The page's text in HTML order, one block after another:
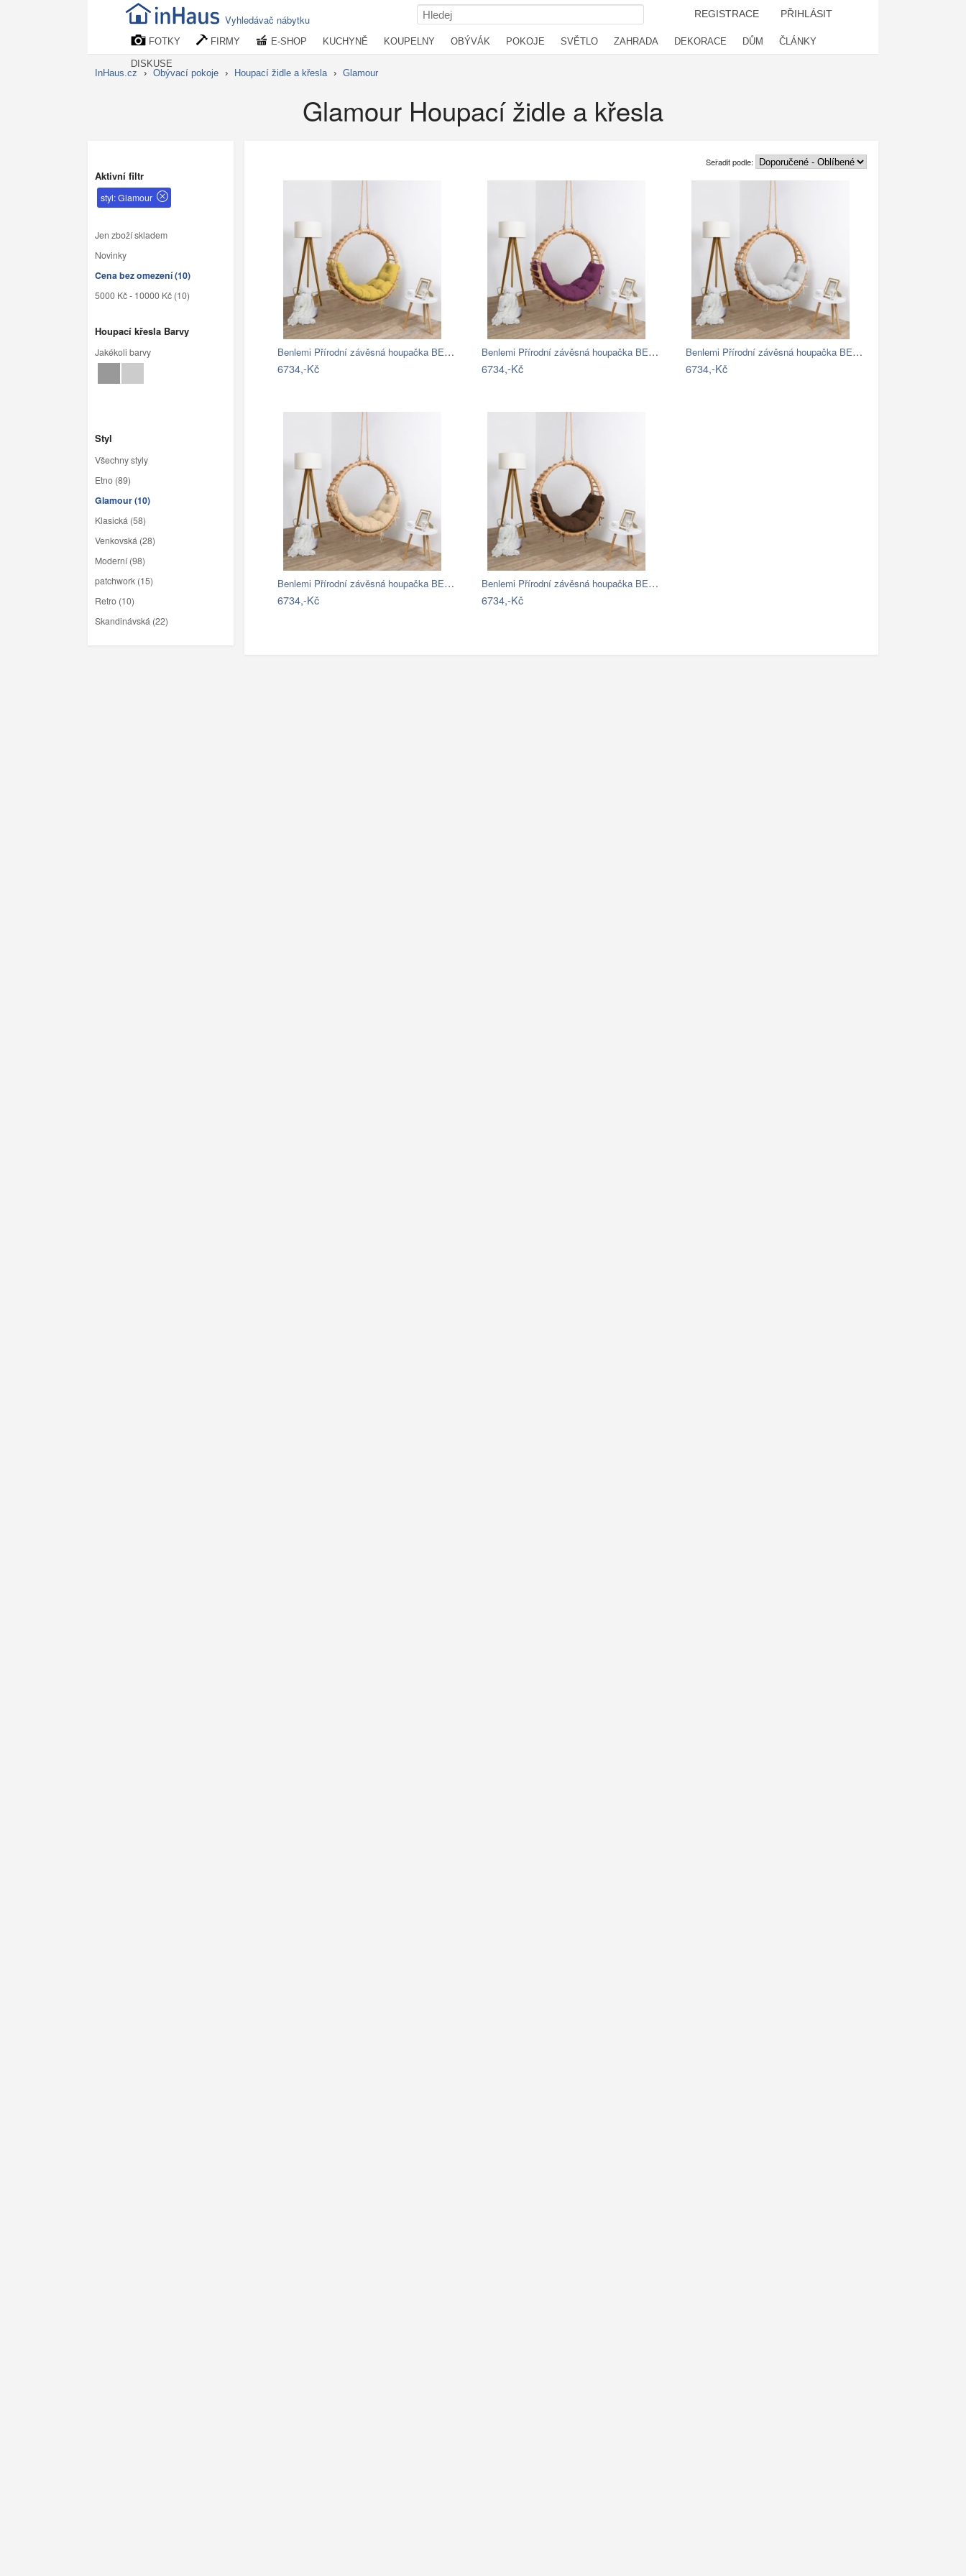
Vyhledávač nábytku REGISTRACE PŘIHLÁSIT
FOTKY FIRMY E-SHOP KUCHYNĚ KOUPELNY OBÝVÁK POKOJE SVĚTLO ZAHRADA DEKORACE DŮM ČLÁNKY
DISKUSE
InHaus.cz
› Obývací pokoje › Houpací židle a křesla › Glamour
Glamour Houpací židle a křesla
Aktivní filtr
styl: Glamour
Jen zboží skladem
Novinky
Cena bez omezení (10)
5000 Kč - 10000 Kč (10)
Houpací křesla Barvy
Jakékoli barvy
Styl
Všechny styly
Etno (89)
Glamour (10)
Klasická (58)
Venkovská (28)
Moderní (98)
patchwork (15)
Retro (10)
Skandinávská (22)
Seřadit podle:
Benlemi Přírodní závěsná houpačka BELLA…
6734,-Kč
Benlemi Přírodní závěsná houpačka BELLA…
6734,-Kč
Benlemi Přírodní závěsná houpačka BELLA…
6734,-Kč
Benlemi Přírodní závěsná houpačka BELLA…
6734,-Kč
Benlemi Přírodní závěsná houpačka BELLA…
6734,-Kč